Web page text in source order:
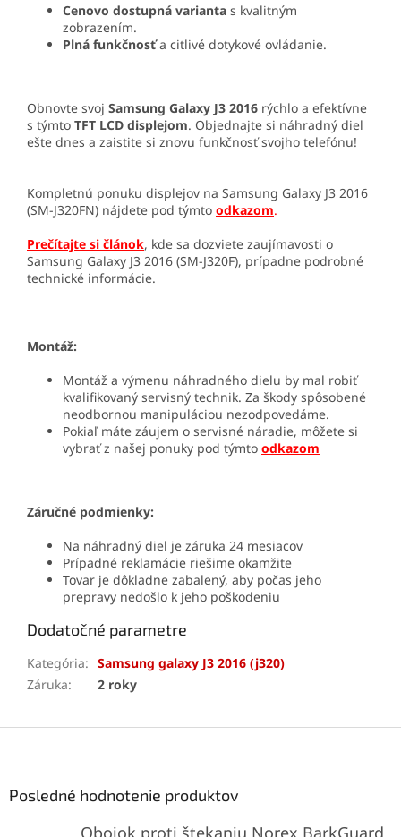
Cenovo dostupná varianta s kvalitným
zobrazením.
Plná funkčnosťa citlivé dotykové ovládanie.
Obnovte svoj Samsung Galaxy J3 2016 rýchlo a efektívne
s týmto TFT LCD displejom. Objednajte si náhradný diel
ešte dnes a zaistite si znovu funkčnosť svojho telefónu!
Kompletnú ponuku displejov na Samsung Galaxy J3 2016
(SM-J320FN) nájdete pod týmto odkazom.
Prečítajte si článok, kde sa dozviete zaujímavosti o
Samsung Galaxy J3 2016 (SM-J320F), prípadne podrobné
technické informácie.
Montáž:
Montáž a výmenu náhradného dielu by mal robiť
kvalifikovaný servisný technik. Za škody spôsobené
neodbornou manipuláciou nezodpovedáme.
Pokiaľ máte záujem o servisné náradie, môžete si
vybrať z našej ponuky pod týmto odkazom
Záručné podmienky:
Na náhradný diel je záruka 24 mesiacov
Prípadné reklamácie riešime okamžite
Tovar je dôkladne zabalený, aby počas jeho
prepravy nedošlo k jeho poškodeniu
Dodatočné parametre
Kategória: Samsung galaxy J3 2016 (j320)
Záruka: 2 roky
Posledné hodnotenie produktov
Obojok proti štekaniu Norex BarkGuard